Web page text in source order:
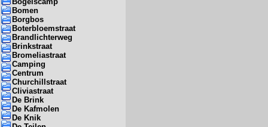
Bomen
Borgbos
Boterbloemstraat
Brandlichterweg
Brinkstraat
Bromeliastraat
Camping
Centrum
Churchillstraat
Cliviastraat
De Brink
De Kafmolen
De Knik